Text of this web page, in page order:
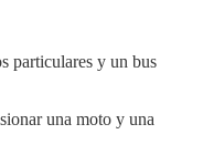
particulares y un bus
una moto y una